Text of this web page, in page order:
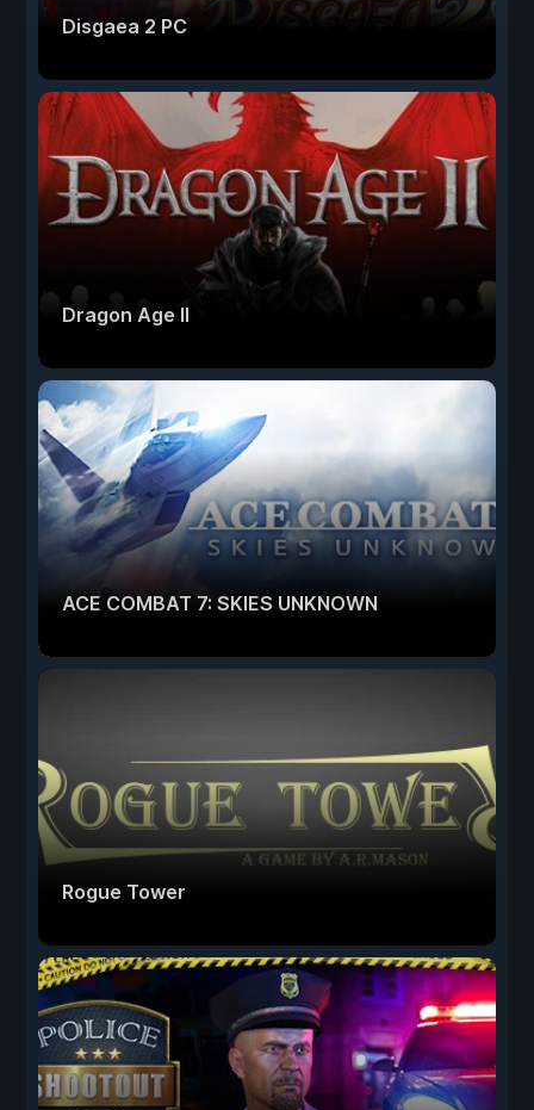
Disgaea 2 PC
Dragon Age II
ACE COMBAT 7: SKIES UNKNOWN
Rogue Tower